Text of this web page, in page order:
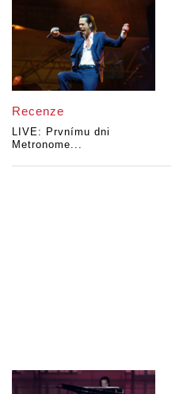
Recenze
LIVE: Prvnímu dni
Metronome...